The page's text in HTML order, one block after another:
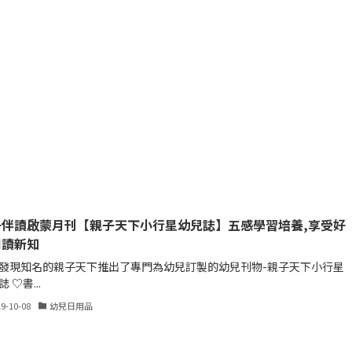
讀啟蒙月刊【親子天下小行星幼兒誌】五感學習培養,享受好
新知
現知名的親子天下推出了專門為幼兒訂製的幼兒刊物-親子天下小行星
♡書...
10-08 幼兒日用品